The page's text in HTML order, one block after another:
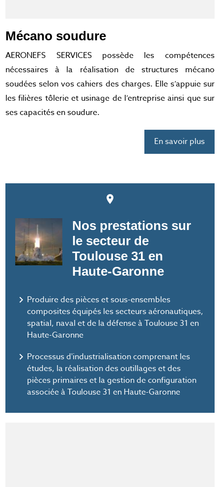
Mécano soudure
AERONEFS SERVICES possède les compétences
nécessaires à la réalisation de structures mécano
soudées selon vos cahiers des charges. Elle s’appuie sur
les filières tôlerie et usinage de l’entreprise ainsi que sur
ses capacités en soudure.
En savoir plus
place
Nos prestations sur
le secteur de
Toulouse 31 en
Haute-Garonne
navigate_next Produire des pièces et sous-ensembles
composites équipés les secteurs aéronautiques,
spatial, naval et de la défense à Toulouse 31 en
Haute-Garonne
navigate_next Processus d'industrialisation comprenant les
études, la réalisation des outillages et des
pièces primaires et la gestion de configuration
associée à Toulouse 31 en Haute-Garonne